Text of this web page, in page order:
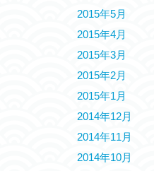
2015年5月
2015年4月
2015年3月
2015年2月
2015年1月
2014年12月
2014年11月
2014年10月